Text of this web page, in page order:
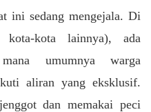
ini sedang mengejala. Di
kota lainnya), ada
umumnya warga
aliran yang eksklusif.
dan memakai peci